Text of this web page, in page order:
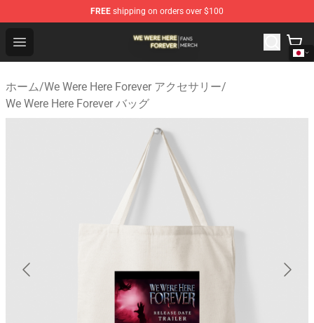
FREE shipping on orders over $100
Open menu
We Were Here Forever Shop - Official We Were Here
ホーム/We Were Here Forever アクセサリー/
We Were Here Forever バッグ